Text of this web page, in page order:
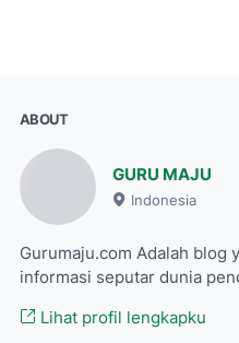
ABOUT
GURU MAJU
Indonesia
Gurumaju.com Adalah blog
informasi seputar dunia
Lihat profil lengkapku